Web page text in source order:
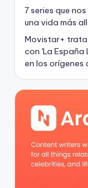
7 series que
una vida más
Movistar+
con 'La España
en los orígenes